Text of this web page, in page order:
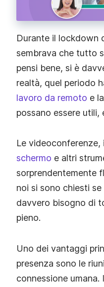
Durante il lockdown
sembrava che tutto
pensi bene, si è
realtà, quel periodo
lavoro da remoto e
possano essere
Le videoconferenze, i
schermo e altri
sorprendentemente
noi si sono chiesti
davvero bisogno di
pieno.
Uno dei vantaggi
presenza sono le
connessione